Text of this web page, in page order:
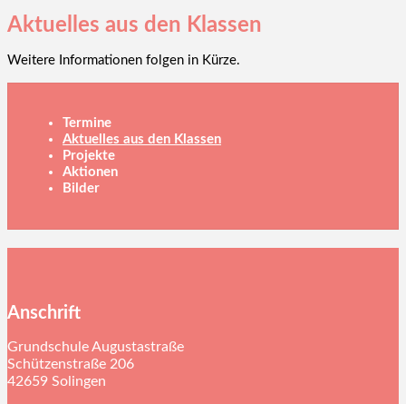
Aktuelles aus den Klassen
Weitere Informationen folgen in Kürze.
Termine
Aktuelles aus den Klassen
Projekte
Aktionen
Bilder
Anschrift
Grundschule Augustastraße
Schützenstraße 206
42659 Solingen